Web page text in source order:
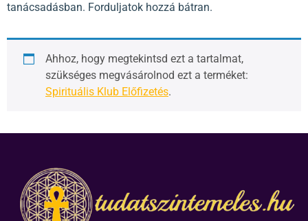
tanácsadásban. Forduljatok hozzá bátran.
Ahhoz, hogy megtekintsd ezt a tartalmat,
szükséges megvásárolnod ezt a terméket:
Spirituális Klub Előfizetés.